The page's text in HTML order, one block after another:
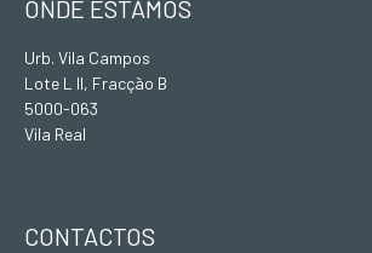
ONDE ESTAMOS
Urb. Vila Campos
Lote L II, Fracção B
5000-063
Vila Real
CONTACTOS